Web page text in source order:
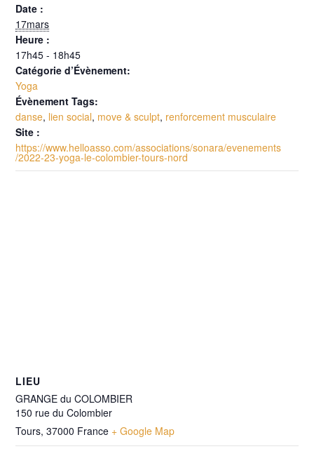
Date :
17mars
Heure :
17h45 - 18h45
Catégorie d’Évènement:
Yoga
Évènement Tags:
danse, lien social, move & sculpt, renforcement musculaire
Site :
https://www.helloasso.com/associations/sonara/evenements
/2022-23-yoga-le-colombier-tours-nord
LIEU
GRANGE du COLOMBIER
150 rue du Colombier
Tours, 37000 France + Google Map